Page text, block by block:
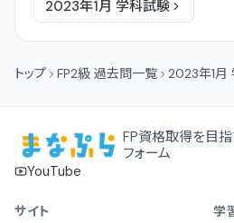
2023年1月 学科試験
トップ FP2級 過去問一覧 2023年1月
FP資格取得を目
フォーム
YouTube
サイト 学